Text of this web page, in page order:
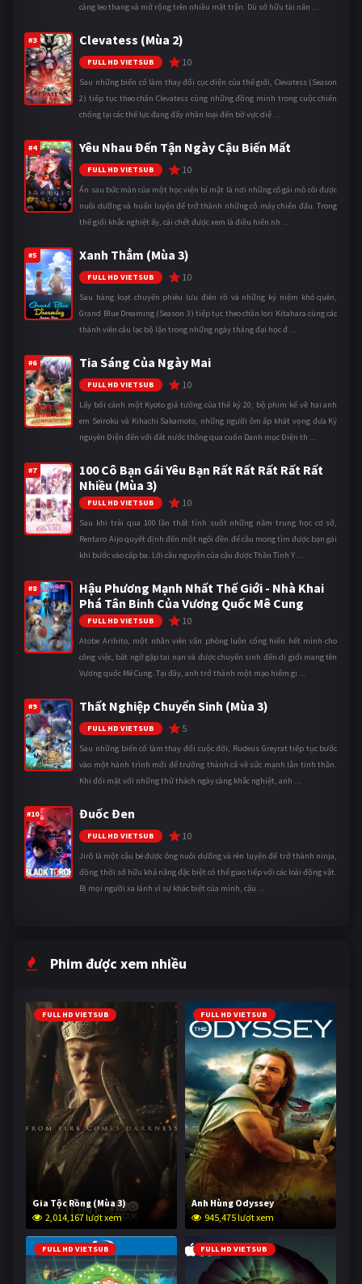
càng leo thang và mở rộng trên nhiều mặt trận. Dù sở hữu tài năn ...
#3 Clevatess (Mùa 2)
FULL HD VIETSUB 10
Sau những biến cố làm thay đổi cục diện của thế giới, Clevatess (Season
2) tiếp tục theo chân Clevatess cùng những đồng minh trong cuộc chiến
chống lại các thế lực đang đẩy nhân loại đến bờ vực diệ ...
#4 Yêu Nhau Đến Tận Ngày Cậu Biến Mất
FULL HD VIETSUB 10
Ẩn sau bức màn của một học viện bí mật là nơi những cô gái mồ côi được
nuôi dưỡng và huấn luyện để trở thành những cỗ máy chiến đấu. Trong
thế giới khắc nghiệt ấy, cái chết được xem là điều hiển nh ...
#5 Xanh Thẳm (Mùa 3)
FULL HD VIETSUB 10
Sau hàng loạt chuyến phiêu lưu điên rồ và những kỷ niệm khó quên,
Grand Blue Dreaming (Season 3) tiếp tục theo chân Iori Kitahara cùng các
thành viên câu lạc bộ lặn trong những ngày tháng đại học đ ...
#6 Tia Sáng Của Ngày Mai
FULL HD VIETSUB 10
Lấy bối cảnh một Kyoto giả tưởng của thế kỷ 20, bộ phim kể về hai anh
em Seiroku và Kihachi Sakamoto, những người ôm ấp khát vọng đưa Kỷ
nguyên Điện đến với đất nước thông qua cuốn Danh mục Điện th ...
#7
100 Cô Bạn Gái Yêu Bạn Rất Rất Rất Rất Rất
Nhiều (Mùa 3)
FULL HD VIETSUB 10
Sau khi trải qua 100 lần thất tình suốt những năm trung học cơ sở,
Rentaro Aijo quyết định đến một ngôi đền để cầu mong tìm được bạn gái
khi bước vào cấp ba. Lời cầu nguyện của cậu được Thần Tình Y ...
#8
Hậu Phương Mạnh Nhất Thế Giới - Nhà Khai
Phá Tân Binh Của Vương Quốc Mê Cung
FULL HD VIETSUB 10
Atobe Arihito, một nhân viên văn phòng luôn cống hiến hết mình cho
công việc, bất ngờ gặp tai nạn và được chuyển sinh đến dị giới mang tên
Vương quốc Mê Cung. Tại đây, anh trở thành một mạo hiểm gi ...
#9 Thất Nghiệp Chuyển Sinh (Mùa 3)
FULL HD VIETSUB 5
Sau những biến cố làm thay đổi cuộc đời, Rudeus Greyrat tiếp tục bước
vào một hành trình mới để trưởng thành cả về sức mạnh lẫn tinh thần.
Khi đối mặt với những thử thách ngày càng khắc nghiệt, anh ...
#10 Đuốc Đen
FULL HD VIETSUB 10
Jirô là một cậu bé được ông nuôi dưỡng và rèn luyện để trở thành ninja,
đồng thời sở hữu khả năng đặc biệt có thể giao tiếp với các loài động vật.
Bị mọi người xa lánh vì sự khác biệt của mình, cậu ...
Phim được xem nhiều
FULL HD VIETSUB
Gia Tộc Rồng (Mùa 3)
2,014,167 lượt xem
FULL HD VIETSUB
Anh Hùng Odyssey
945,475 lượt xem
FULL HD VIETSUB FULL HD VIETSUB